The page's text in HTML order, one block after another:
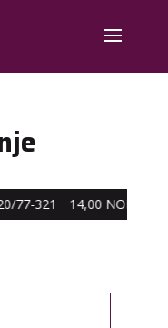
77-321 14,00 NOK/min